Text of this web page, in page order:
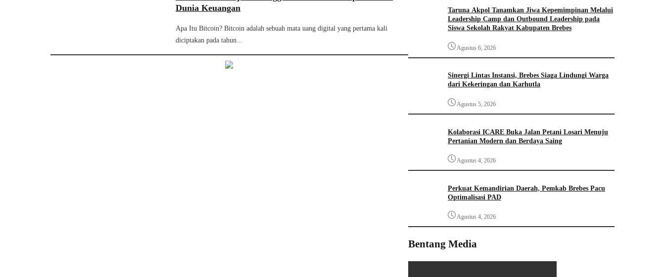
Dunia Keuangan
Apa Itu Bitcoin? Bitcoin adalah sebuah mata uang digital yang pertama kali
diciptakan pada tahun...
Taruna Akpol Tanamkan Jiwa Kepemimpinan Melalui
Leadership Camp dan Outbound Leadership pada
Siswa Sekolah Rakyat Kabupaten Brebes
Agustus 6, 2026
Sinergi Lintas Instansi, Brebes Siaga Lindungi Warga
dari Kekeringan dan Karhutla
Agustus 5, 2026
Kolaborasi ICARE Buka Jalan Petani Losari Menuju
Pertanian Modern dan Berdaya Saing
Agustus 4, 2026
Perkuat Kemandirian Daerah, Pemkab Brebes Pacu
Optimalisasi PAD
Agustus 4, 2026
Bentang Media